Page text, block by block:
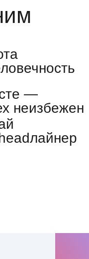
—
неизбежен